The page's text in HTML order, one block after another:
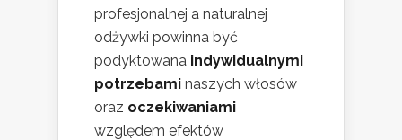
profesjonalnej a naturalnej
odżywki powinna być
podyktowana indywidualnymi
potrzebami naszych włosów
oraz oczekiwaniami
względem efektów